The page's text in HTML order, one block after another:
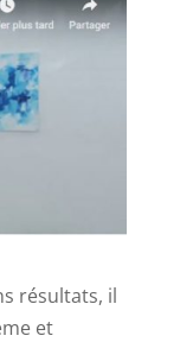
résultats, il
et